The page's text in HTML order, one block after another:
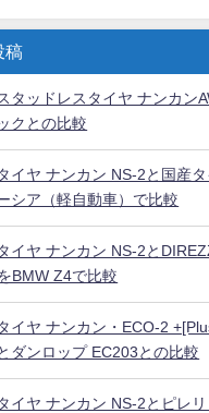
稿
タッドレスタイヤ ナンカン
クとの比較
イヤ ナンカン NS-2と国産タ
シア（軽自動車）で比較
イヤ ナンカン NS-2と
BMW Z4で比較
イヤ ナンカン・ECO-2
ダンロップ EC203との比較
イヤ ナンカン NS-2とピレリ